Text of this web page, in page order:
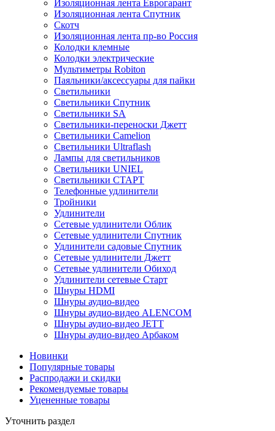
Изоляционная лента Еврогарант
Изоляционная лента Спутник
Скотч
Изоляционная лента пр-во Россия
Колодки клемные
Колодки электрические
Мультиметры Robiton
Паяльники/аксессуары для пайки
Светильники
Светильники Спутник
Светильники SA
Светильники-переноски Джетт
Светильники Camelion
Светильники Ultraflash
Лампы для светильников
Светильники UNIEL
Светильники СТАРТ
Телефонные удлинители
Тройники
Удлинители
Сетевые удлинители Облик
Сетевые удлинители Спутник
Удлинители садовые Спутник
Сетевые удлинители Джетт
Сетевые удлинители Обиход
Удлинители сетевые Старт
Шнуры HDMI
Шнуры аудио-видео
Шнуры аудио-видео ALENCOM
Шнуры аудио-видео JETT
Шнуры аудио-видео Арбаком
Новинки
Популярные товары
Распродажи и скидки
Рекомендуемые товары
Уцененные товары
Уточнить раздел